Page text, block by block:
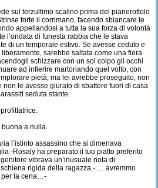
sul terzultimo scalino prima del pianerottolo
forte il corrimano, facendo sbiancare le
appellandosi a tutta la sua forza di volontà
l’ondata di funesta rabbia che le stava
di un temporale estivo. Se avesse ceduto e
sarebbe saltata come una fiera
schizzare con un sol colpo gli occhi
ad infierire martoriando quel volto, con
pietà, ma lei avrebbe proseguito, non
le avesse giurato di sbattere fuori di casa
seduta stante.
buona a nulla.
l’istinto assassino che si dimenava
-Rosaly ha preparato il tuo piatto preferito
vibrava un’inusuale nota di
rigida della ragazza - … avremmo
per la cena…-